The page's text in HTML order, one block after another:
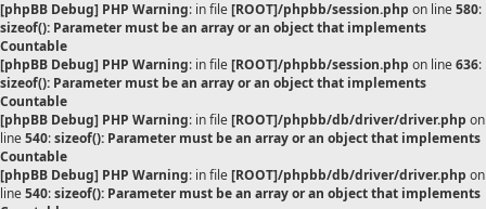
[phpBB Debug] PHP Warning: in file[ROOT]/phpbb/session.php on line580:
sizeof(): Parameter must be an array or an object that implements
Countable
[phpBB Debug] PHP Warning: in file[ROOT]/phpbb/session.php on line636:
sizeof(): Parameter must be an array or an object that implements
Countable
[phpBB Debug] PHP Warning: in file[ROOT]/phpbb/db/driver/driver.php on
line540:sizeof(): Parameter must be an array or an object that implements
Countable
[phpBB Debug] PHP Warning: in file[ROOT]/phpbb/db/driver/driver.php on
line540:sizeof(): Parameter must be an array or an object that implements